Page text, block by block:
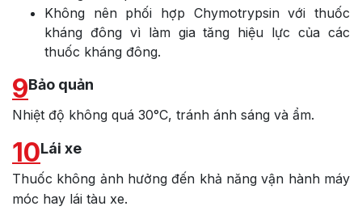
Không nên phối hợp Chymotrypsin với thuốc
kháng đông vì làm gia tăng hiệu lực của các
thuốc kháng đông.
9Bảo quản
Nhiệt độ không quá 30°C, tránh ánh sáng và ẩm.
10Lái xe
Thuốc không ảnh hưởng đến khả năng vận hành máy
móc hay lái tàu xe.